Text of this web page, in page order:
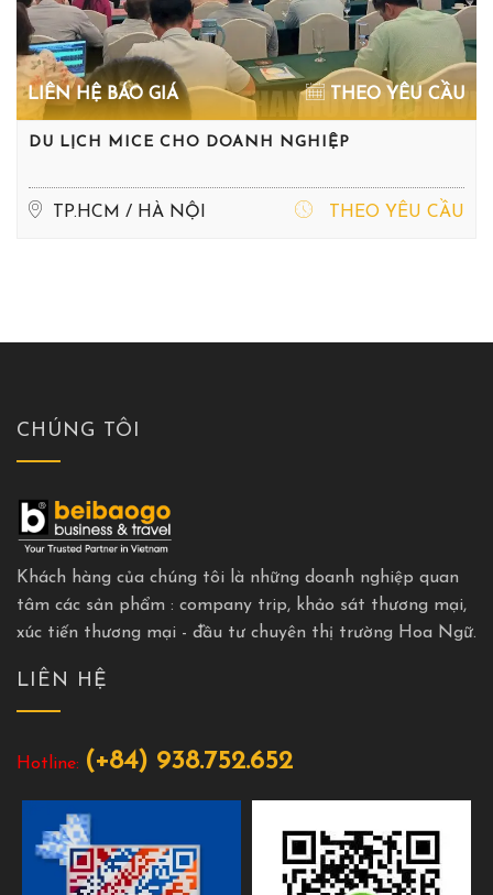
LIÊN HỆ BÁO GIÁ THEO YÊU CẦU
DU LỊCH MICE CHO DOANH NGHIỆP
TP.HCM / HÀ NỘI THEO YÊU CẦU
CHÚNG TÔI
Khách hàng của chúng tôi là những doanh nghiệp quan
tâm các sản phẩm : company trip, khảo sát thương mại,
xúc tiến thương mại - đầu tư chuyên thị trường Hoa Ngữ.
LIÊN HỆ
Hotline: (+84) 938.752.652